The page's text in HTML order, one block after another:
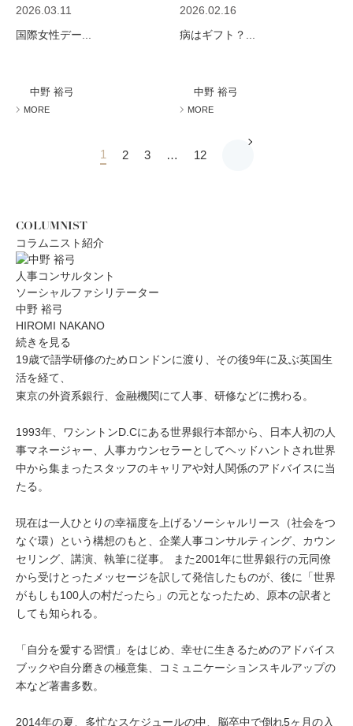
2026.03.11
国際女性デー...
中野 裕弓
MORE
2026.02.16
病はギフト？...
中野 裕弓
MORE
1 2 3 … 12
COLUMNIST
コラムニスト紹介
人事コンサルタント
ソーシャルファシリテーター
中野 裕弓
HIROMI NAKANO
続きを見る
19歳で語学研修のためロンドンに渡り、その後9年に及ぶ英国生
活を経て、
東京の外資系銀行、金融機関にて人事、研修などに携わる。
1993年、ワシントンD.Cにある世界銀行本部から、日本人初の人
事マネージャー、人事カウンセラーとしてヘッドハントされ世界
中から集まったスタッフのキャリアや対人関係のアドバイスに当
たる。
現在は一人ひとりの幸福度を上げるソーシャルリース（社会をつ
なぐ環）という構想のもと、企業人事コンサルティング、カウン
セリング、講演、執筆に従事。 また2001年に世界銀行の元同僚
から受けとったメッセージを訳して発信したものが、後に「世界
がもしも100人の村だったら」の元となったため、原本の訳者と
しても知られる。
「自分を愛する習慣」をはじめ、幸せに生きるためのアドバイス
ブックや自分磨きの極意集、コミュニケーションスキルアップの
本など著書多数。
2014年の夏、多忙なスケジュールの中、脳卒中で倒れ5ヶ月の入